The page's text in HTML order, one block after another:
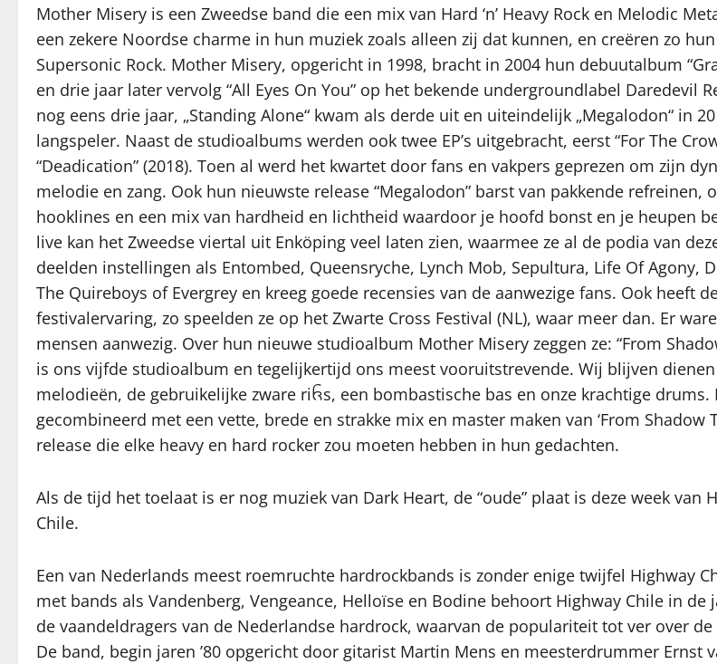
Mother Misery is een Zweedse band die een mix van Hard ‘n’ Heavy Rock en Melodic
een zekere Noordse charme in hun muziek zoals alleen zij dat kunnen, en creëren zo
Supersonic Rock. Mother Misery, opgericht in 1998, bracht in 2004 hun debuutalbum
en drie jaar later vervolg “All Eyes On You” op het bekende undergroundlabel Daredevil
nog eens drie jaar, „Standing Alone“ kwam als derde uit en uiteindelijk „Megalodon“ in
langspeler. Naast de studioalbums werden ook twee EP’s uitgebracht, eerst “For The
“Deadication” (2018). Toen al werd het kwartet door fans en vakpers geprezen om zijn
melodie en zang. Ook hun nieuwste release “Megalodon” barst van pakkende refreinen,
hooklines en een mix van hardheid en lichtheid waardoor je hoofd bonst en je heupen
live kan het Zweedse viertal uit Enköping veel laten zien, waarmee ze al de podia van
deelden instellingen als Entombed, Queensryche, Lynch Mob, Sepultura, Life Of Agony,
The Quireboys of Evergrey en kreeg goede recensies van de aanwezige fans. Ook heeft
festivalervaring, zo speelden ze op het Zwarte Cross Festival (NL), waar meer dan. Er
mensen aanwezig. Over hun nieuwe studioalbum Mother Misery zeggen ze: “From
is ons vijfde studioalbum en tegelijkertijd ons meest vooruitstrevende. Wij blijven
melodieën, de gebruikelijke zware riᨪs, een bombastische bas en onze krachtige drums.
gecombineerd met een vette, brede en strakke mix en master maken van ‘From Shadow
release die elke heavy en hard rocker zou moeten hebben in hun gedachten.
Als de tijd het toelaat is er nog muziek van Dark Heart, de “oude” plaat is deze week van
Chile.
Een van Nederlands meest roemruchte hardrockbands is zonder enige twijfel Highway
met bands als Vandenberg, Vengeance, Helloïse en Bodine behoort Highway Chile in de
de vaandeldragers van de Nederlandse hardrock, waarvan de populariteit tot ver over de
De band, begin jaren ’80 opgericht door gitarist Martin Mens en meesterdrummer Ernst